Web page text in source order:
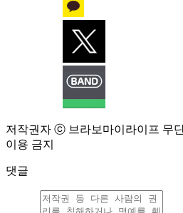
저작권자 ⓒ 브라보마이라이프 무
이용 금지
댓글